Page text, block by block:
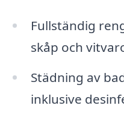
Fullständig
skåp och
Städning av
inklusive